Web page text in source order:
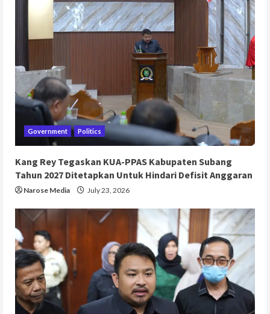
Government Politics
Kang Rey Tegaskan KUA-PPAS Kabupaten Subang
Tahun 2027 Ditetapkan Untuk Hindari Defisit Anggaran
Narose Media July 23, 2026